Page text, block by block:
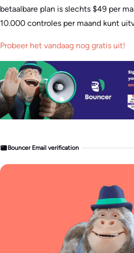
betaalbare plan is slechts $49 per
10.000 controles per maand kunt
Probeer het vandaag nog gratis uit!
Bouncer Email verification